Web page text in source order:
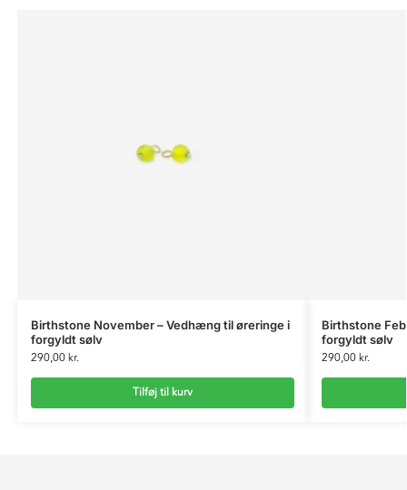
Birthstone November – Vedhæng til øreringe i
forgyldt sølv
290,00kr.
Tilføj til kurv
Birthstone
forgyldt sølv
290,00kr.